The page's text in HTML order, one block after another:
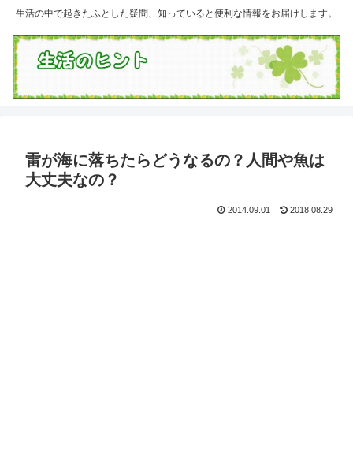
生活の中で起きたふとした疑問、知っていると便利な情報をお届けします。
雷が海に落ちたらどうなるの？人間や魚は
大丈夫なの？
2014.09.01 2018.08.29